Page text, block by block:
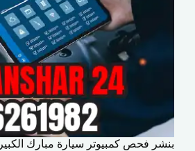
بنشر فحص كمبيوتر سيارة مبارك الكبير 94987536